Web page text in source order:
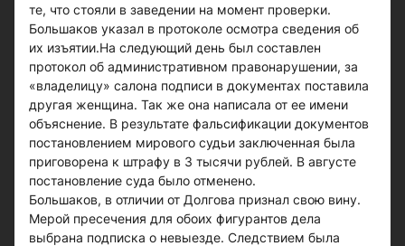
те, что стояли в заведении на момент проверки.
Большаков указал в протоколе осмотра сведения об
их изъятии.На следующий день был составлен
протокол об административном правонарушении, за
«владелицу» салона подписи в документах поставила
другая женщина. Так же она написала от ее имени
объяснение. В результате фальсификации документов
постановлением мирового судьи заключенная была
приговорена к штрафу в 3 тысячи рублей. В августе
постановление суда было отменено.
Большаков, в отличии от Долгова признал свою вину.
Мерой пресечения для обоих фигурантов дела
выбрана подписка о невыезде. Следствием была